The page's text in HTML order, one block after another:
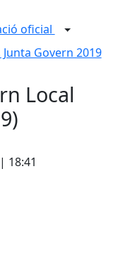
oficial
Junta Govern 2019
Local
18:41